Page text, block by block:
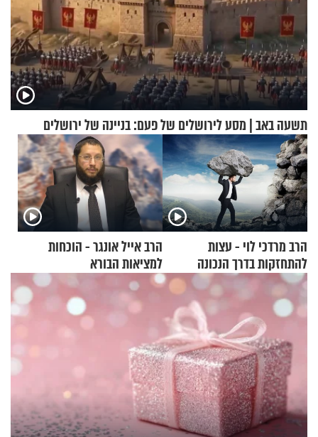
תשעה באב | מסע לירושלים של פעם: בניינה של ירושלים
הרב מרדכי לוי - עצות
להתחזקות בדרך הנכונה
הרב אייל אונגר - הוכחות
למציאות הבורא